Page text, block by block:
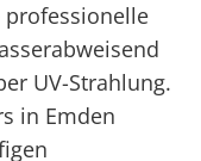
professionelle
UV-Strahlung.
in Emden